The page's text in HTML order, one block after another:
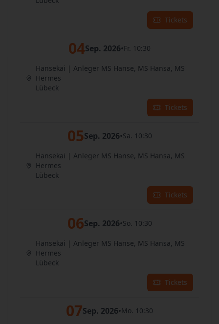
Tickets
04Sep. 2026•Fr. 10:30
Hansekai | Anleger MS Hanse, MS Hansa, MS
Hermes
Lübeck
Tickets
05Sep. 2026•Sa. 10:30
Hansekai | Anleger MS Hanse, MS Hansa, MS
Hermes
Lübeck
Tickets
06Sep. 2026•So. 10:30
Hansekai | Anleger MS Hanse, MS Hansa, MS
Hermes
Lübeck
Tickets
07Sep. 2026•Mo. 10:30